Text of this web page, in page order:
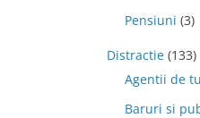
Pensiuni (3)
Distractie (133)
Agentii de
Baruri si